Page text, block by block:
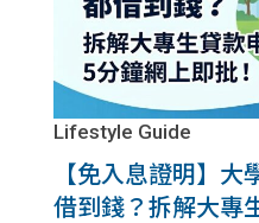
Lifestyle Guide
【免入息證明】
借到錢？拆解大專